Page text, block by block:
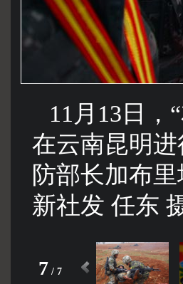
11月13日，
在云南昆明
防部长加布
新社发 任东
7 / 7